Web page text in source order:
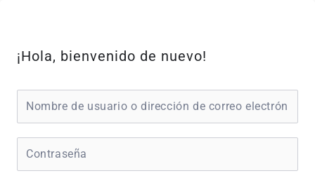
contenido
¡Hola, bienvenido de nuevo!